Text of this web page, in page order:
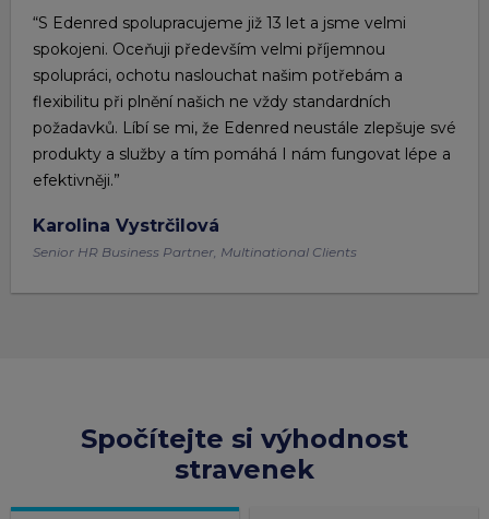
“S Edenred spolupracujeme již 13 let a jsme velmi
spokojeni. Oceňuji především velmi příjemnou
spolupráci, ochotu naslouchat našim potřebám a
flexibilitu při plnění našich ne vždy standardních
požadavků. Líbí se mi, že Edenred neustále zlepšuje své
produkty a služby a tím pomáhá I nám fungovat lépe a
efektivněji.”
Karolina Vystrčilová
Senior HR Business Partner, Multinational Clients
Spočítejte si výhodnost
stravenek